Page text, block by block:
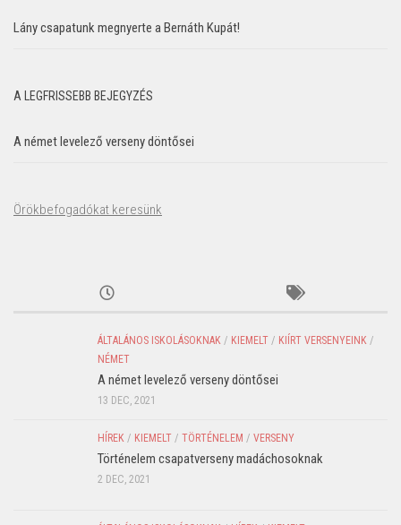
Lány csapatunk megnyerte a Bernáth Kupát!
A LEGFRISSEBB BEJEGYZÉS
A német levelező verseny döntősei
Örökbefogadókat keresünk
ÁLTALÁNOS ISKOLÁSOKNAK / KIEMELT / KIÍRT VERSENYEINK /
NÉMET
A német levelező verseny döntősei
13 DEC, 2021
HÍREK / KIEMELT / TÖRTÉNELEM / VERSENY
Történelem csapatverseny madáchosoknak
2 DEC, 2021